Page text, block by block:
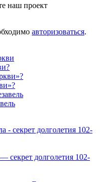
наш проект
авторизоваться.
секрет долголетия 102-